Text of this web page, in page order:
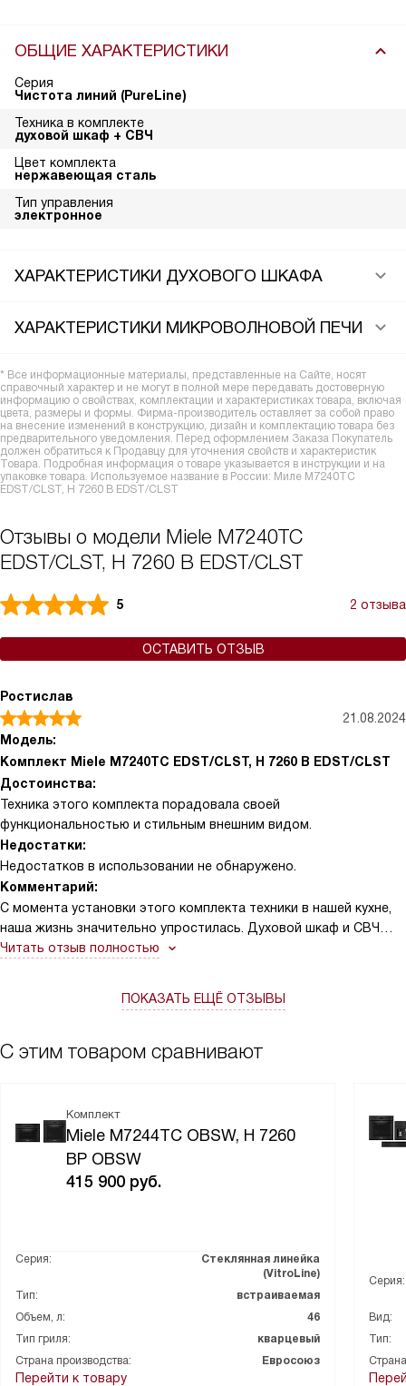
ОБЩИЕ ХАРАКТЕРИСТИКИ
Серия
Чистота линий (PureLine)
Техника в комплекте
духовой шкаф + СВЧ
Цвет комплекта
нержавеющая сталь
Тип управления
электронное
ХАРАКТЕРИСТИКИ ДУХОВОГО ШКАФА
ХАРАКТЕРИСТИКИ МИКРОВОЛНОВОЙ ПЕЧИ
* Все информационные материалы, представленные на Сайте, носят
справочный характер и не могут в полной мере передавать достоверную
информацию о свойствах, комплектации и характеристиках товара, включая
цвета, размеры и формы. Фирма-производитель оставляет за собой право
на внесение изменений в конструкцию, дизайн и комплектацию товара без
предварительного уведомления. Перед оформлением Заказа Покупатель
должен обратиться к Продавцу для уточнения свойств и характеристик
Товара. Подробная информация о товаре указывается в инструкции и на
упаковке товара. Используемое название в России: Миле M7240TC
EDST/CLST, H 7260 B EDST/CLST
Отзывы о модели Miele M7240TC
EDST/CLST, H 7260 B EDST/CLST
5 2 отзыва
ОСТАВИТЬ ОТЗЫВ
Ростислав
21.08.2024
Модель:
Комплект Miele M7240TC EDST/CLST, H 7260 B EDST/CLST
Достоинства:
Техника этого комплекта порадовала своей
функциональностью и стильным внешним видом.
Недостатки:
Недостатков в использовании не обнаружено.
Комментарий:
С момента установки этого комплекта техники в нашей кухне,
наша жизнь значительно упростилась. Духовой шкаф и СВЧ
стали незаменимыми помощниками в приготовлении пищи. Их
всегда получать отличный результат.
элементы управления и дисплей DirectSensor S делают
современной техники, смогла без проблем разобраться с
управлением и теперь с удовольствием пользуется новыми
приборами.
Светодиодная подсветка и защита от отпечатков пальцев
CleanSteel – еще одни приятные "бонусы". Первое делает
В общем, мы очень довольны покупкой. Этот комплект техники
качество и стиль в одном флаконе.
Читать отзыв полностью
ПОКАЗАТЬ ЕЩЁ ОТЗЫВЫ
С этим товаром сравнивают
Комплект
Miele M7244TC OBSW, H 7260
BP OBSW
415 900 руб.
Серия:
Стеклянная линейка
(VitroLine)
Тип:
встраиваемая
Объем, л:
46
Тип гриля:
кварцевый
Страна производства:
Евросоюз
Перейти к товару
Серия:
Вид:
Тип: